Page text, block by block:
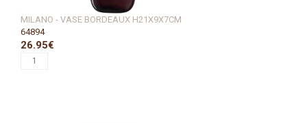
MILANO - VASE BORDEAUX H21X9X7CM
64894
26.95€